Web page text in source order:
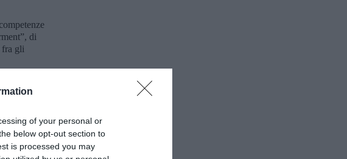
of your personal or
below opt-out section to
is processed you may
di
fra gli
gli
esempio
del